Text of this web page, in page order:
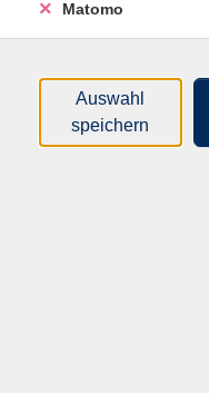
Matomo
Auswahl
speichern